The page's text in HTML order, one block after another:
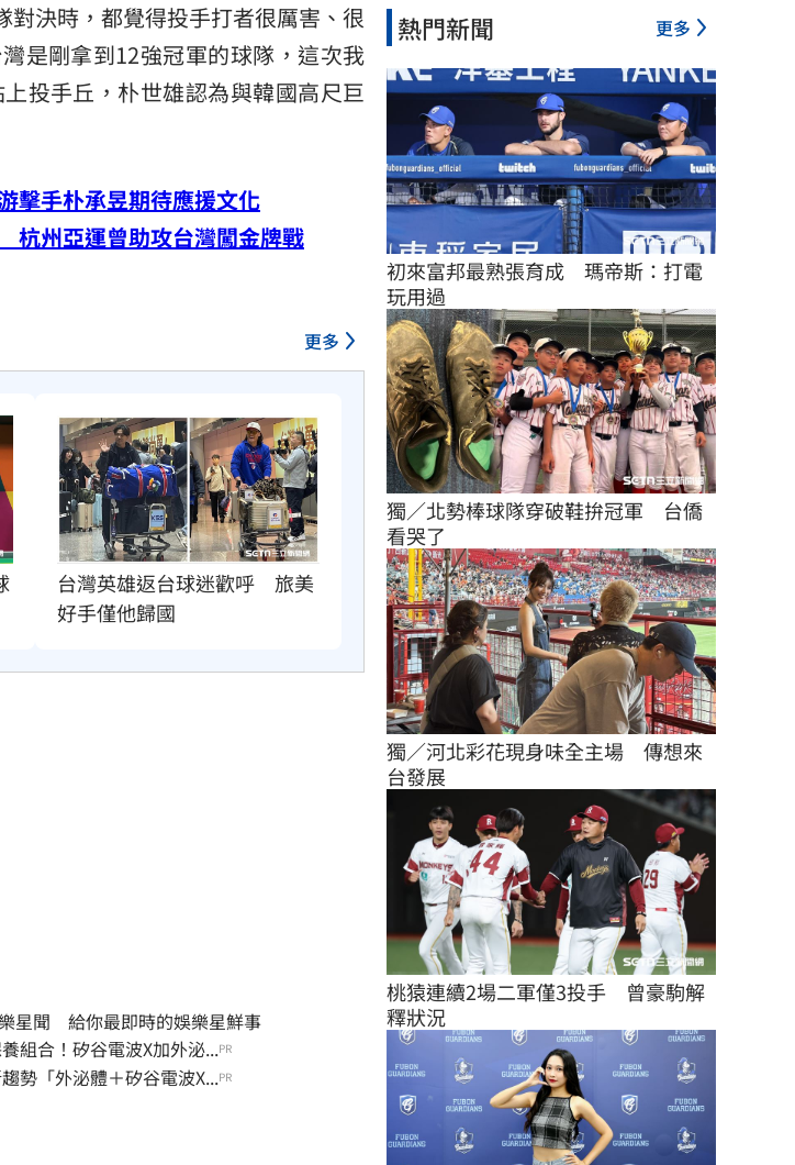
決時，都覺得投手打者很厲害、很
是剛拿到12強冠軍的球隊，這次我
投手丘，朴世雄認為與韓國高尺巨
擊手朴承昱期待應援文化
杭州亞運曾助攻台灣闖金牌戰
更多
台灣英雄返台球迷歡呼　旅美
好手僅他歸國
星聞 給你最即時的娛樂星鮮事
組合！矽谷電波X加外泌...PR
勢「外泌體＋矽谷電波X...PR
熱門新聞 更多
初來富邦最熟張育成　瑪帝斯：打電
玩用過
獨／北勢棒球隊穿破鞋拚冠軍　台僑
看哭了
獨／河北彩花現身味全主場　傳想來
台發展
桃猿連續2場二軍僅3投手　曾豪駒解
釋狀況